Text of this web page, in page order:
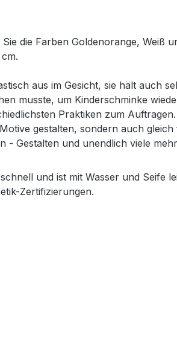
die Farben Goldenorange,
aus im Gesicht, sie hält auch
musste, um Kinderschminke
Praktiken zum
gestalten, sondern auch
- Gestalten und unendlich viele
und ist mit Wasser und
Zertifizierungen.